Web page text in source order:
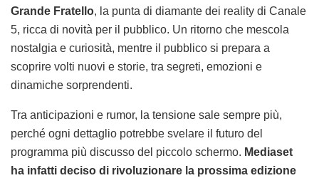
Grande Fratello, la punta di diamante dei reality di Canale
5, ricca di novità per il pubblico. Un ritorno che mescola
nostalgia e curiosità, mentre il pubblico si prepara a
scoprire volti nuovi e storie, tra segreti, emozioni e
dinamiche sorprendenti.
Tra anticipazioni e rumor, la tensione sale sempre più,
perché ogni dettaglio potrebbe svelare il futuro del
programma più discusso del piccolo schermo. Mediaset
ha infatti deciso di rivoluzionare la prossima edizione